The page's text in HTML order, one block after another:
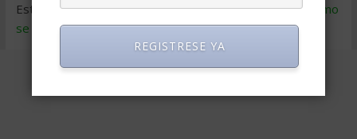
Este sitio usa Akismet para reducir el spam.Aprende cómo
se procesan los datos de tus comentarios.
REGISTRESE YA